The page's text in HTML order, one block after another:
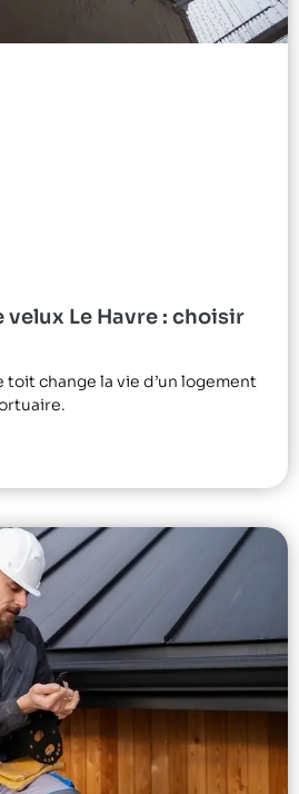
Le Havre : choisir
toit change la vie d’un logement